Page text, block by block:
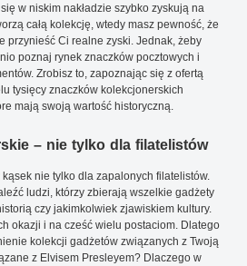
w niskim nakładzie szybko zyskują na
całą kolekcję, wtedy masz pewność, że
przynieść Ci realne zyski. Jednak, żeby
poznaj rynek znaczków pocztowych i
Zrobisz to, zapoznając się z ofertą
tysięcy znaczków kolekcjonerskich
mają swoją wartość historyczną.
– nie tylko dla filatelistów
kąsek nie tylko dla zapalonych filatelistów.
ludzi, którzy zbierają wszelkie gadżety
czy jakimkolwiek zjawiskiem kultury.
okazji i na cześć wielu postaciom. Dlatego
kolekcji gadżetów związanych z Twoją
z Elvisem Presleyem? Dlaczego w